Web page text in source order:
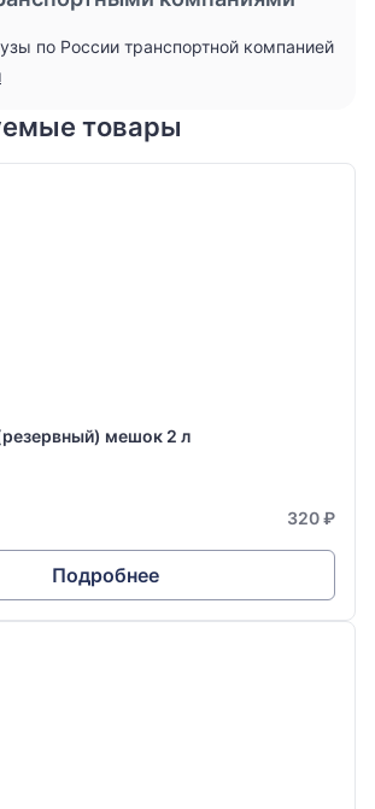
по России транспортной компанией
товары
мешок 2 л
320 ₽
Подробнее